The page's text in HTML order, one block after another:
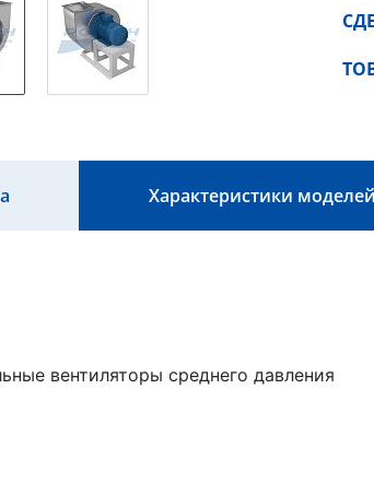
Характеристики моделей
вентиляторы среднего давления